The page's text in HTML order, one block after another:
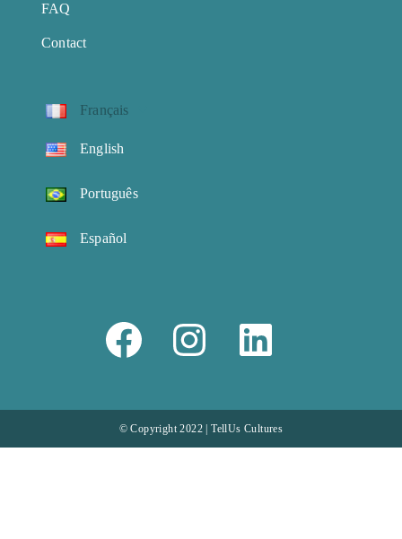
FAQ
Contact
Français
English
Português
Español
© Copyright 2022 | TellUs Cultures